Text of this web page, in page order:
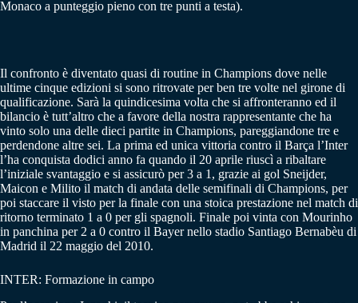
Monaco a punteggio pieno con tre punti a testa).
Il confronto è diventato quasi di routine in Champions dove nelle
ultime cinque edizioni si sono ritrovate per ben tre volte nel girone di
qualificazione. Sarà la quindicesima volta che si affronteranno ed il
bilancio è tutt’altro che a favore della nostra rappresentante che ha
vinto solo una delle dieci partite in Champions, pareggiandone tre e
perdendone altre sei. La prima ed unica vittoria contro il Barça l’Inter
l’ha conquista dodici anno fa quando il 20 aprile riuscì a ribaltare
l’iniziale svantaggio e si assicurò per 3 a 1, grazie ai gol Sneijder,
Maicon e Milito il match di andata delle semifinali di Champions, per
poi staccare il visto per la finale con una stoica prestazione nel match di
ritorno terminato 1 a 0 per gli spagnoli. Finale poi vinta con Mourinho
in panchina per 2 a 0 contro il Bayer nello stadio Santiago Bernabèu di
Madrid il 22 maggio del 2010.
INTER: Formazione in campo